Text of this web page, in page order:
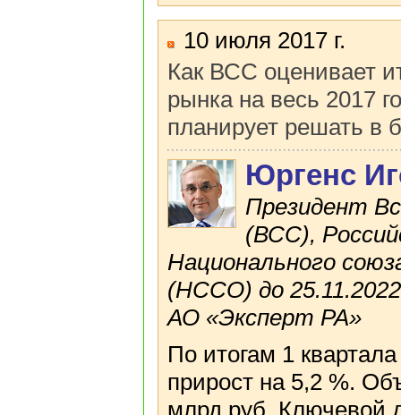
10 июля 2017 г.
Как ВСС оценивает
рынка на весь 2017
планирует решать в
Юргенс
Президент
(ВСС),
Национального
(НССО) до
АО «Эксперт РА»
По итогам 1
прирост на 5,2 %.